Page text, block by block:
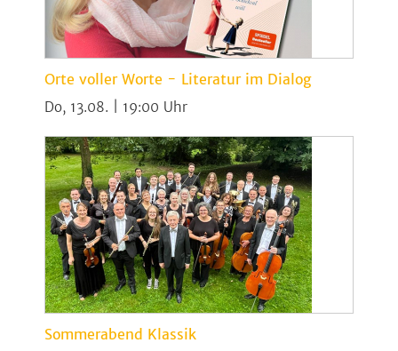
Orte voller Worte - Literatur im Dialog
Do, 13.08. | 19:00
Sommerabend Klassik